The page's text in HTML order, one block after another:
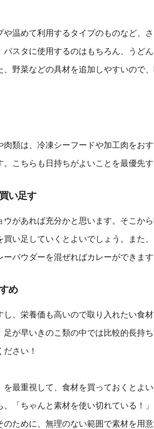
温めて利用するタイプのものなど、
パスタに使用するのはもちろん、うど
、野菜などの具材を追加しやすいので
類は、冷凍シーフードや加工肉をお
こちらも日持ちがよいことを最優先す
い足す
があれば充分かと思います。そこか
買い足していくとよいでしょう。また
パウダーを混ぜればカレーができます
め
、栄養価も高いので取り入れたい食
が早いきのこ類の中では比較的長持
さい！
最重視して、食材を買っておくとよ
「ちゃんと素材を使い切れている！
ために、無理のない範囲で素材を用